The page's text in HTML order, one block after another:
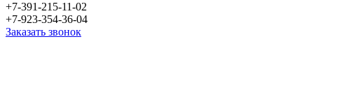
+7-391-215-11-02
+7-923-354-36-04
Заказать звонок